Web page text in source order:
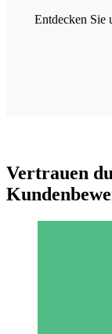
Entdecken Sie
Vertrauen